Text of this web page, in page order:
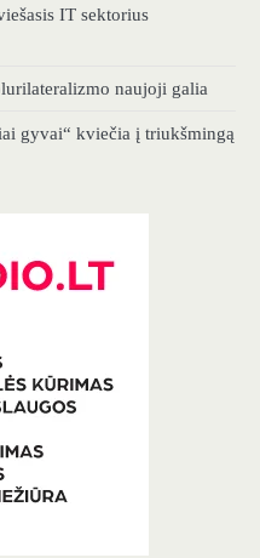
IT sektorius
naujoji galia
gyvai“ kviečia į triukšmingą